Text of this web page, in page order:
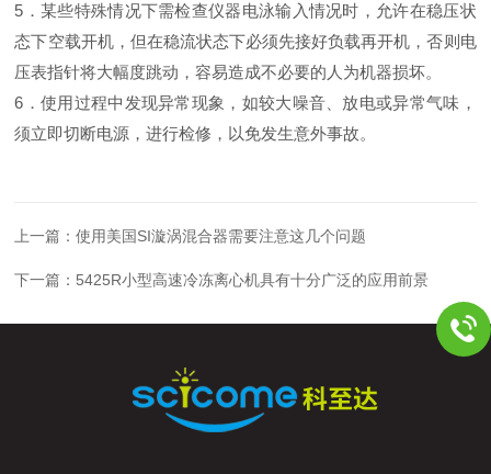
5．某些特殊情况下需检查仪器电泳输入情况时，允许在稳压状
态下空载开机，但在稳流状态下必须先接好负载再开机，否则电
压表指针将大幅度跳动，容易造成不必要的人为机器损坏。
6．使用过程中发现异常现象，如较大噪音、放电或异常气味，
须立即切断电源，进行检修，以免发生意外事故。
上一篇：使用美国SI漩涡混合器需要注意这几个问题
下一篇： 5425R小型高速冷冻离心机具有十分广泛的应用前景